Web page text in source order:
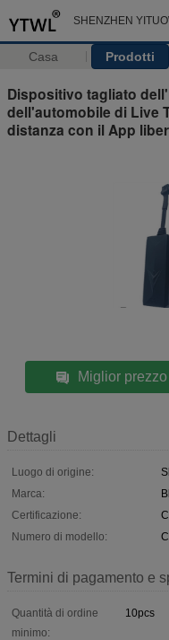
SHENZHEN
Casa Prodotti
Dispositivo tagliato
dell'automobile di Live
distanza con il App
Miglior prezzo
Dettagli
Luogo di origine:
Marca:
Certificazione:
Numero di modello:
Termini di pagamento e
Quantità di ordine
minimo:
10pcs